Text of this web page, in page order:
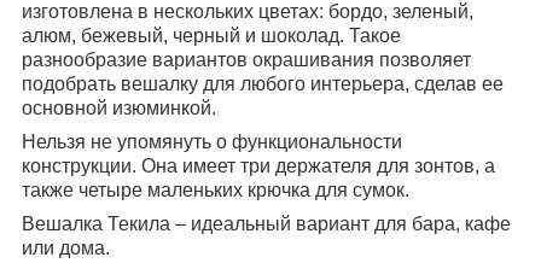
изготовлена в нескольких цветах: бордо, зеленый,
алюм, бежевый, черный и шоколад. Такое
разнообразие вариантов окрашивания позволяет
подобрать вешалку для любого интерьера, сделав ее
основной изюминкой.
Нельзя не упомянуть о функциональности
конструкции. Она имеет три держателя для зонтов, а
также четыре маленьких крючка для сумок.
Вешалка Текила – идеальный вариант для бара, кафе
или дома.